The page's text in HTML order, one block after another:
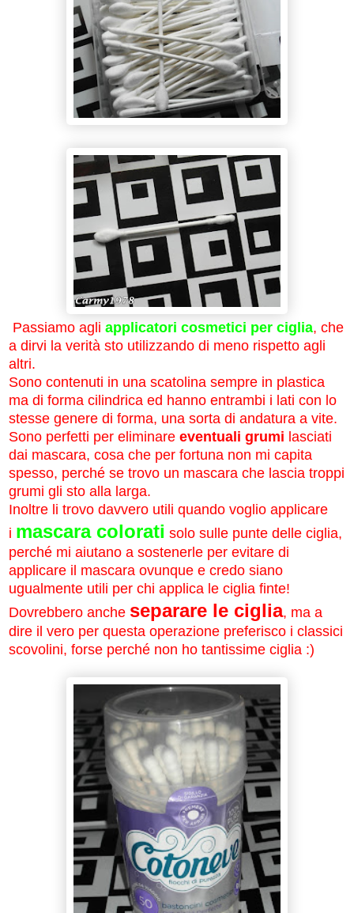
Passiamo agli applicatori cosmetici per ciglia, che
a dirvi la verità sto utilizzando di meno rispetto agli
altri.
Sono contenuti in una scatolina sempre in plastica
ma di forma cilindrica ed hanno entrambi i lati con lo
stesse genere di forma, una sorta di andatura a vite.
Sono perfetti per eliminare eventuali grumi lasciati
dai mascara, cosa che per fortuna non mi capita
spesso, perché se trovo un mascara che lascia troppi
grumi gli sto alla larga.
Inoltre li trovo davvero utili quando voglio applicare
i mascara colorati solo sulle punte delle ciglia,
perché mi aiutano a sostenerle per evitare di
applicare il mascara ovunque e credo siano
ugualmente utili per chi applica le ciglia finte!
Dovrebbero anche separare le ciglia, ma a
dire il vero per questa operazione preferisco i classici
scovolini, forse perché non ho tantissime ciglia :)